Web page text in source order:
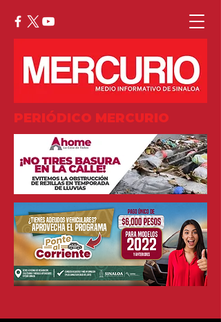
PERIÓDICO MERCURIO